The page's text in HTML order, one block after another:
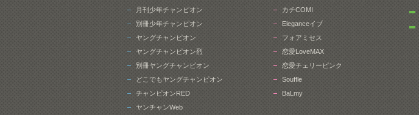
月刊少年チャンピオン
別冊少年チャンピオン
ヤングチャンピオン
ヤングチャンピオン烈
別冊ヤングチャンピオン
どこでもヤングチャンピオン
チャンピオンRED
ヤンチャンWeb
カチCOMI
Eleganceイブ
フォアミセス
恋愛LoveMAX
恋愛チェリーピンク
Souffle
BaLmy